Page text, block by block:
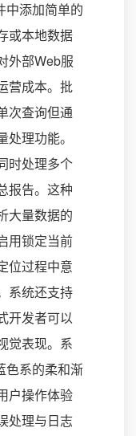
中添加简单的
或本地数据
外部Web服
营成本。批
次查询但通
理功能。
时处理多个
报告。这种
大量数据的
用锁定当前
位过程中意
系统还支持
开发者可以
觉表现。系
色系的柔和渐
户操作体验
处理与日志